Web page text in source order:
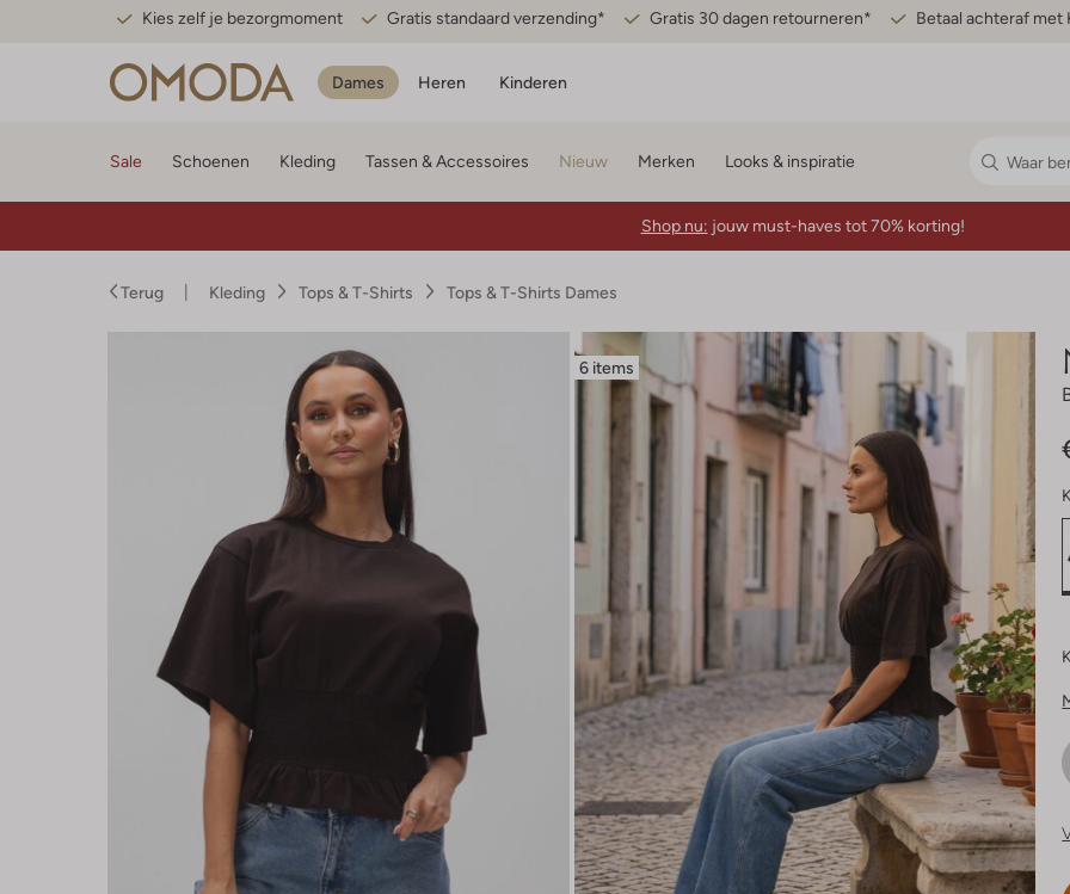
Kies zelf je bezorgmoment Gratis standaard verzending* Gratis 30 dagen retourneren* Betaal achteraf met
Dames Heren Kinderen
Sale Schoenen Kleding Tassen & Accessoires Nieuw Merken Looks & inspiratie
Shop nu: jouw must-haves tot 70% korting!
Terug Kleding Tops & T-Shirts Tops & T-Shirts Dames
6 items